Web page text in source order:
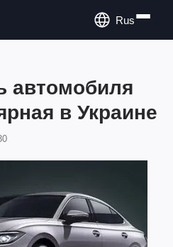
Rus
автомобиля
в Украине